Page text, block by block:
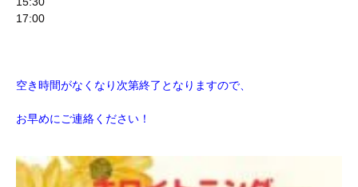
17:00
空き時間がなくなり次第終了となりますので、
お早めにご連絡ください！